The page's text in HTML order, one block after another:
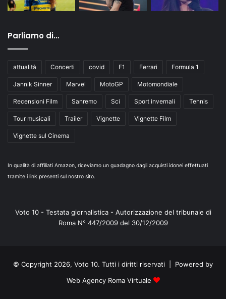
Parliamo di…
attualità Concerti covid F1 Ferrari Formula 1
Jannik Sinner Marvel MotoGP Motomondiale
Recensioni Film Sanremo Sci Sport invernali Tennis
Tour musicali Trailer Vignette Vignette Film
Vignette sul Cinema
In qualità di affiliati Amazon, riceviamo un guadagno dagli acquisti idonei effettuati
tramite i link presenti sul nostro sito.
Voto 10 - Testata giornalistica - Autorizzazione del tribunale di
Roma N° 447/2009 del 30/12/2009
© Copyright 2026, Voto 10. Tutti i diritti riservati | Powered by
Web Agency Roma Virtuale